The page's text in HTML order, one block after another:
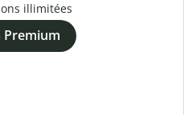
illimitées
Premium